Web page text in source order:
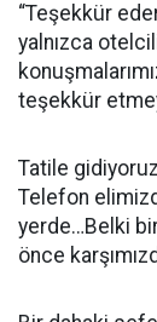
“Teşekkür
yalnızca
teşekkür
Tatile
Telefon
yerde…Belki
önce